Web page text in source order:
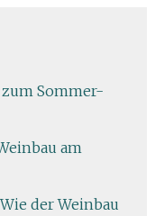
Sommer-
am
der Weinbau